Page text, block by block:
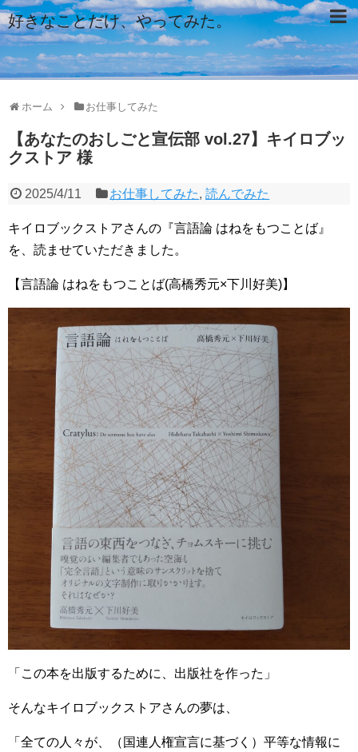
好きなことだけ、やってみた。
ホーム お仕事してみた
【あなたのおしごと宣伝部 vol.27】キイロブッ
クストア 様
2025/4/11 お仕事してみた,読んでみた
キイロブックストアさんの『言語論 はねをもつことば』
を、読ませていただきました。
【言語論 はねをもつことば(高橋秀元×下川好美)】
「この本を出版するために、出版社を作った」
そんなキイロブックストアさんの夢は、
「全ての人々が、（国連人権宣言に基づく）平等な情報に